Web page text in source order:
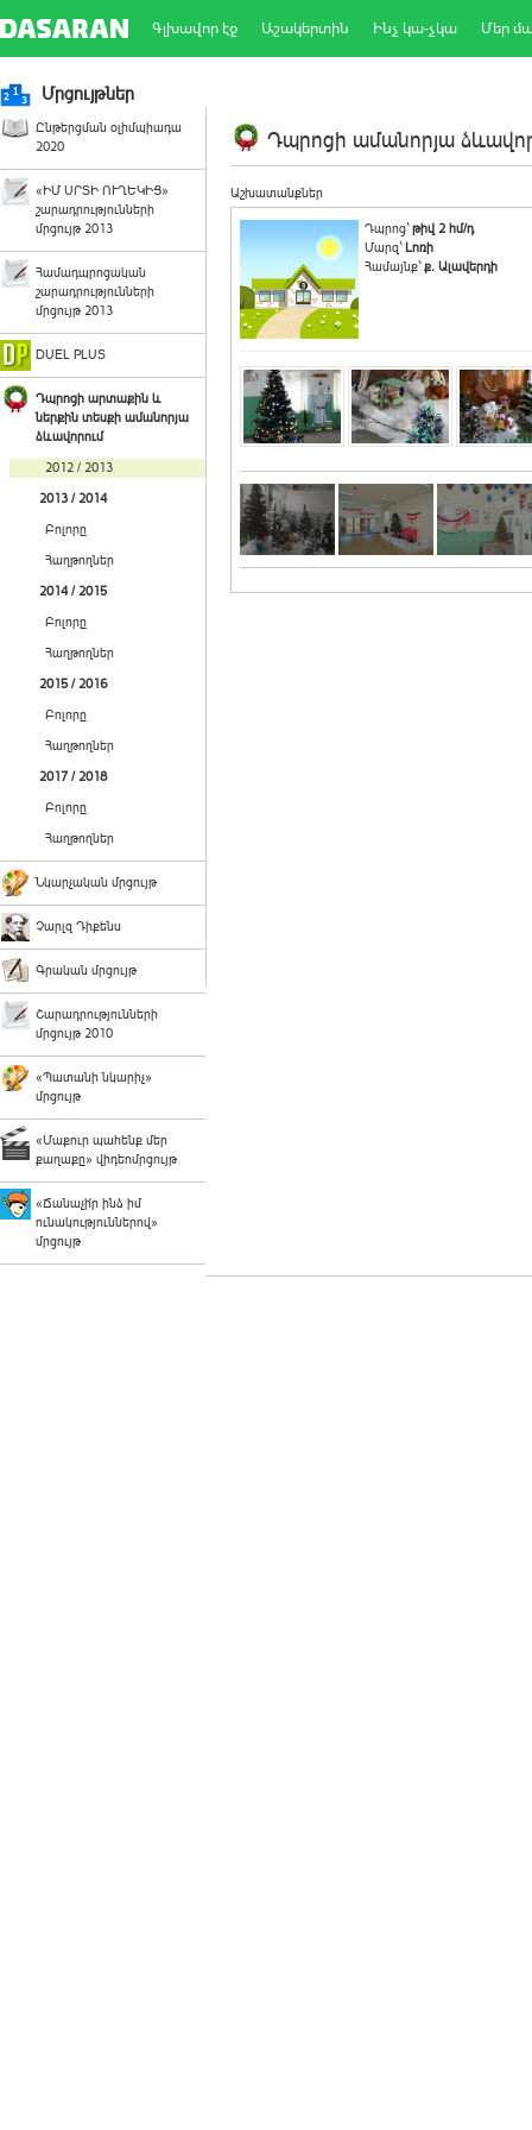
Գլխավոր էջ Աշակերտին Ինչ կա-չկա Մեր
Մրցույթներ
Ընթերցման օլիմպիադա
2020
«ԻՄ ՍՐՏԻ ՈՒՂԵԿԻՑ»
շարադրությունների
մրցույթ 2013
Համադպրոցական
շարադրությունների
մրցույթ 2013
DUEL PLUS
Դպրոցի արտաքին և
ներքին տեսքի ամանորյա
ձևավորում
2012 / 2013
2013 / 2014
Բոլորը
Հաղթողներ
2014 / 2015
Բոլորը
Հաղթողներ
2015 / 2016
Բոլորը
Հաղթողներ
2017 / 2018
Բոլորը
Հաղթողներ
Նկարչական մրցույթ
Չարլզ Դիքենս
Գրական մրցույթ
Շարադրությունների
մրցույթ 2010
«Պատանի նկարիչ»
մրցույթ
«Մաքուր պահենք մեր
քաղաքը» վիդեոմրցույթ
«Ճանաչի՛ր ինձ իմ
ունակություններով»
մրցույթ
Դպրոցի ամանորյա
Աշխատանքներ
Դպրոց`թիվ 2 հմ/դ
Մարզ` Լոռի
Համայնք`ք. Ալավերդի